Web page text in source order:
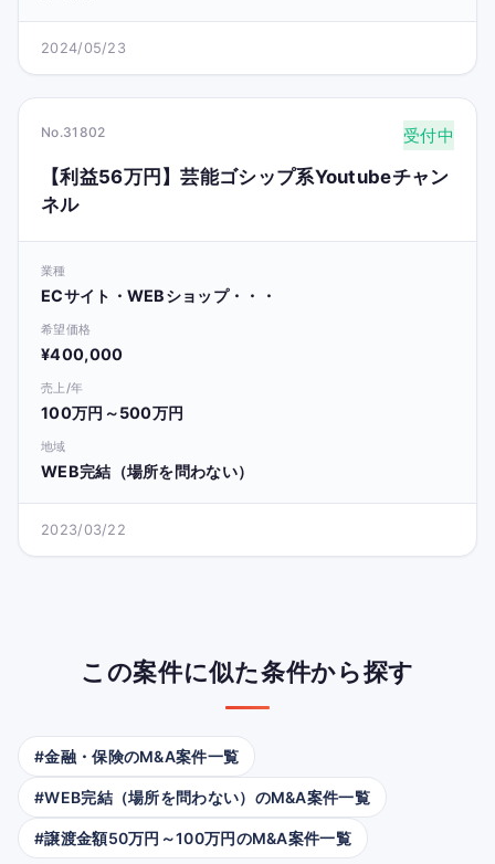
2024/05/23
No.31802 受付中
【利益56万円】芸能ゴシップ系Youtubeチャン
ネル
業種
ECサイト・WEBショップ・・・
希望価格
¥400,000
売上/年
100万円～500万円
地域
WEB完結（場所を問わない）
2023/03/22
この案件に似た条件から探す
#金融・保険のM&A案件一覧
#WEB完結（場所を問わない）のM&A案件一覧
#譲渡金額50万円～100万円のM&A案件一覧